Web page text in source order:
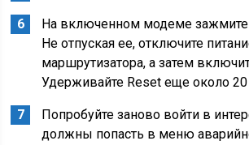
На включенном модеме зажмите
Не отпуская ее, отключите
маршрутизатора, а затем
Удерживайте Reset еще около 20
Попробуйте заново войти в
должны попасть в меню